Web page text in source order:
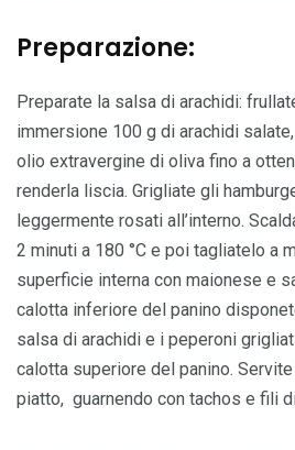
Preparazione:
Preparate la salsa di arachidi:
immersione 100 g di arachidi
olio extravergine di oliva fino a
renderla liscia. Grigliate gli
leggermente rosati all’interno.
2 minuti a 180 °C e poi tagliatelo a
superficie interna con maionese e
calotta inferiore del panino
salsa di arachidi e i peperoni
calotta superiore del panino.
piatto, guarnendo con tachos e fili